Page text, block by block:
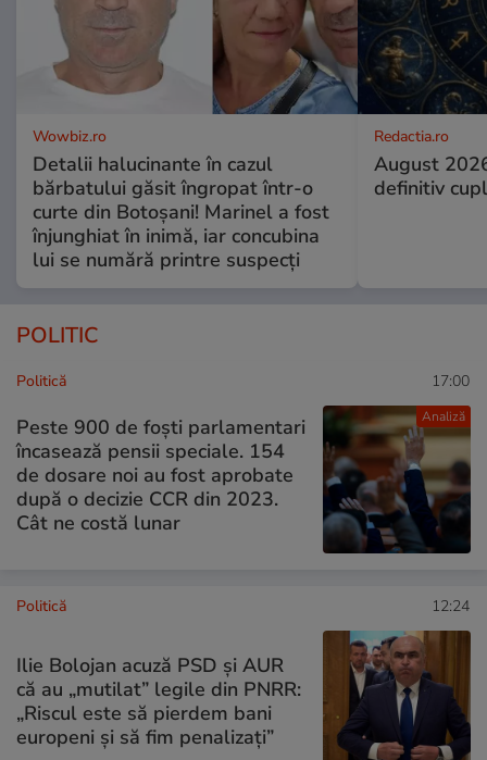
Wowbiz.ro
Detalii halucinante în cazul
bărbatului găsit îngropat într-o
curte din Botoșani! Marinel a fost
înjunghiat în inimă, iar concubina
lui se numără printre suspecți
Redactia.ro
August
definitiv
POLITIC
Analiză
Politică 17:00
Peste 900 de foști parlamentari
încasează pensii speciale. 154
de dosare noi au fost aprobate
după o decizie CCR din 2023.
Cât ne costă lunar
Politică 12:24
Ilie Bolojan acuză PSD și AUR
că au „mutilat” legile din PNRR:
„Riscul este să pierdem bani
europeni și să fim penalizați”